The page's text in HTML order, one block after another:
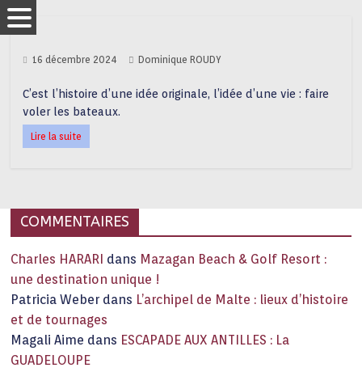
16 décembre 2024 Dominique ROUDY
C’est l’histoire d’une idée originale, l’idée d’une vie : faire
voler les bateaux.
Lire la suite
COMMENTAIRES
Charles HARARI dans Mazagan Beach & Golf Resort :
une destination unique !
Patricia Weber dans L’archipel de Malte : lieux d’histoire
et de tournages
Magali Aime dans ESCAPADE AUX ANTILLES : La
GUADELOUPE